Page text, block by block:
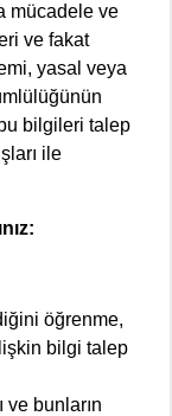
mücadele ve
ve fakat
yasal veya
bilgileri talep
ile
öğrenme,
bilgi talep
ve bunların